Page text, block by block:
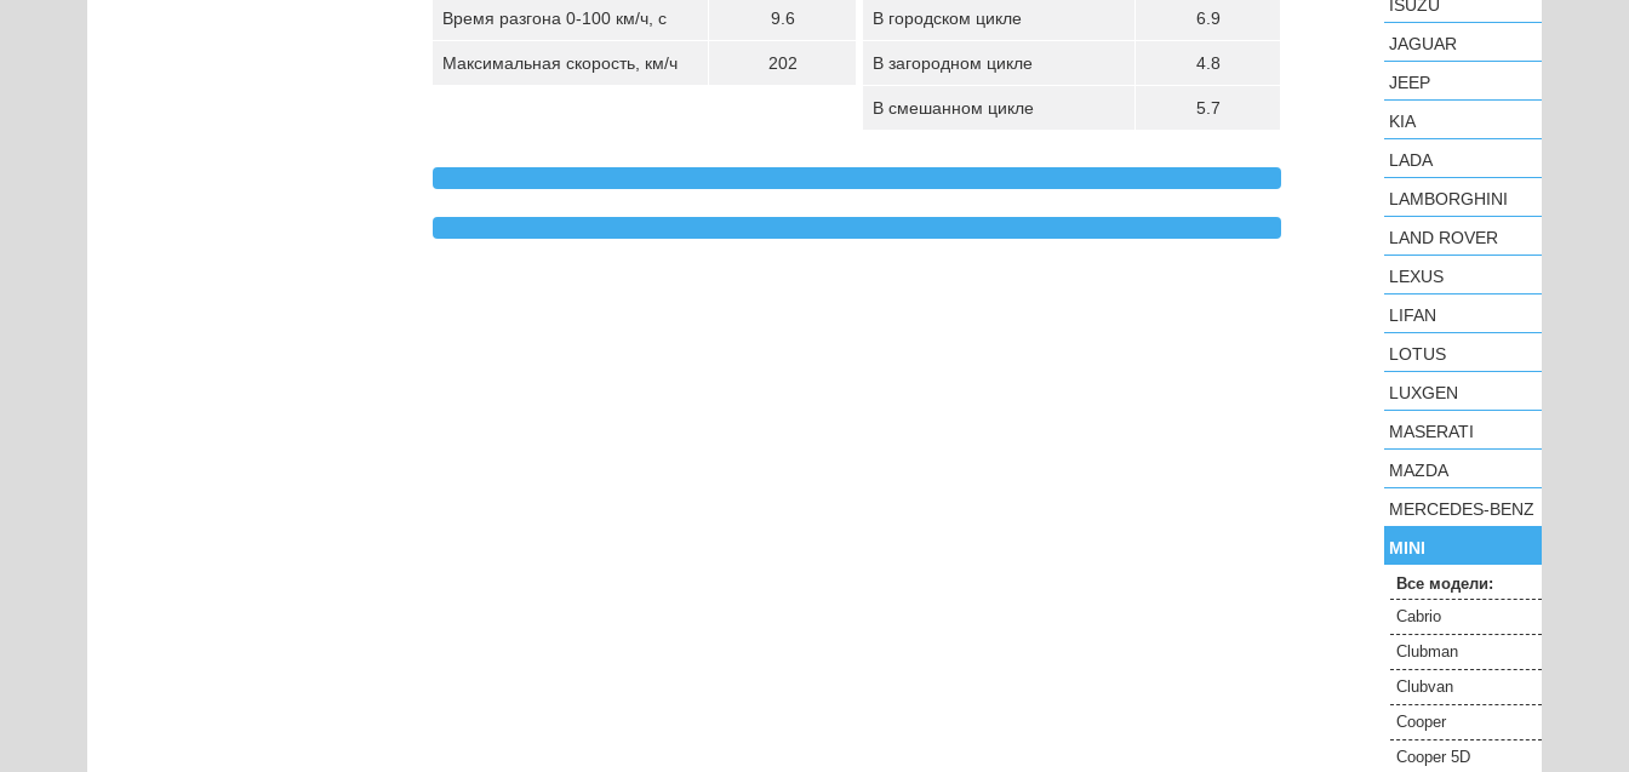
Время разгона 0-100 км/ч, с 9.6
Максимальная скорость, км/ч 202
В городском цикле 6.9
В загородном цикле 4.8
В смешанном цикле 5.7
ISUZU
JAGUAR
JEEP
KIA
LADA
LAMBORGHINI
LAND ROVER
LEXUS
LIFAN
LOTUS
LUXGEN
MASERATI
MAZDA
MERCEDES-BENZ
MINI
Все модели:
Cabrio
Clubman
Clubvan
Cooper
Cooper 5D